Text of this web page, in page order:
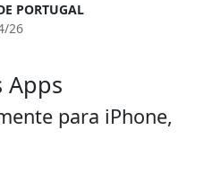
PORTUGAL
26
Apps
para iPhone,